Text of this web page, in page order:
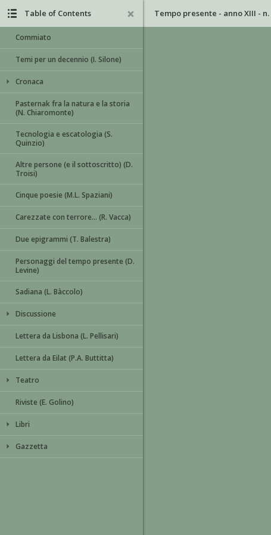
Table of Contents
Commiato
Temi per un decennio (I. Silone)
Cronaca
Pasternak fra la natura e la storia
(N. Chiaromonte)
Tecnologia e escatologia (S.
Quinzio)
Altre persone (e il sottoscritto) (D.
Troisi)
Cinque poesie (M.L. Spaziani)
Carezzate con terrore… (R. Vacca)
Due epigrammi (T. Balestra)
Personaggi del tempo presente (D.
Levine)
Sadiana (L. Bàccolo)
Discussione
Lettera da Lisbona (L. Pellisari)
Lettera da Eilat (P.A. Buttitta)
Teatro
Riviste (E. Golino)
Libri
Gazzetta